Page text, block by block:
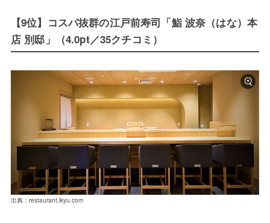
【9位】コスパ抜群の江戸前寿司「鮨 波奈（はな）本
店 別邸」（4.0pt／35クチコミ）
出典：restaurant.ikyu.com